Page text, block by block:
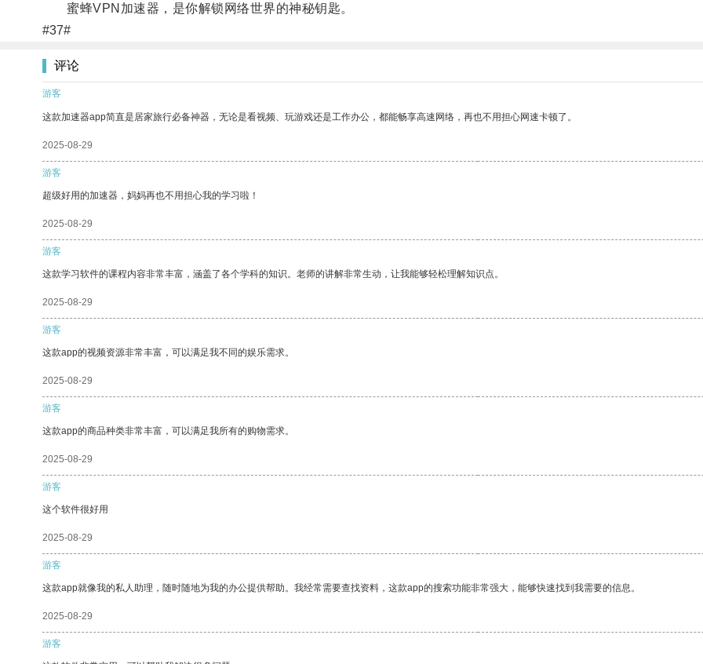
蜜蜂VPN加速器，是你解锁网络世界的神秘钥匙。
#37#
评论
游客
这款加速器app简直是居家旅行必备神器，无论是看视频、玩游戏还是工作办公，都能畅享高速网络，再也不用担心网速卡顿了。
2025-08-29
游客
超级好用的加速器，妈妈再也不用担心我的学习啦！
2025-08-29
游客
这款学习软件的课程内容非常丰富，涵盖了各个学科的知识。老师的讲解非常生动，让我能够轻松理解知识点。
2025-08-29
游客
这款app的视频资源非常丰富，可以满足我不同的娱乐需求。
2025-08-29
游客
这款app的商品种类非常丰富，可以满足我所有的购物需求。
2025-08-29
游客
这个软件很好用
2025-08-29
游客
这款app就像我的私人助理，随时随地为我的办公提供帮助。我经常需要查找资料，这款app的搜索功能非常强大，能够快速找到我需要的信息。
2025-08-29
游客